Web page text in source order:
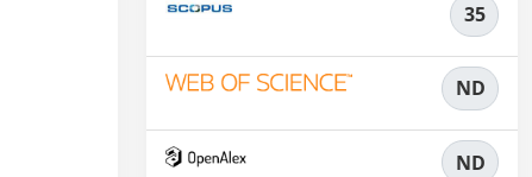
35
ND
ND